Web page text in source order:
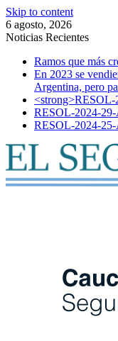
Skip to content
6 agosto, 2026
Noticias Recientes
Ramos que más
En 2023 se
Argentina, pero
RESOL-2024-
RESOL-2024-